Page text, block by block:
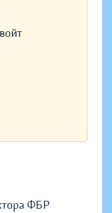
ФБР